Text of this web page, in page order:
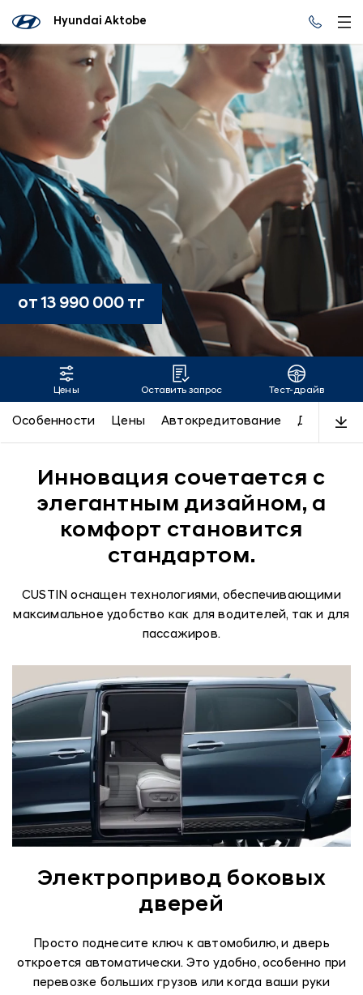
Hyundai Aktobe
CUSTIN
от 13 990 000 тг
Цены Оставить запрос Тест-драйв
Особенности Цены Автокредитование Дизайн
Инновация сочетается с
элегантным дизайном, а
комфорт становится
стандартом.
CUSTIN оснащен технологиями, обеспечивающими
максимальное удобство как для водителей, так и для
пассажиров.
Электропривод боковых
дверей
Просто поднесите ключ к автомобилю, и дверь
откроется автоматически. Это удобно, особенно при
перевозке больших грузов или когда ваши руки